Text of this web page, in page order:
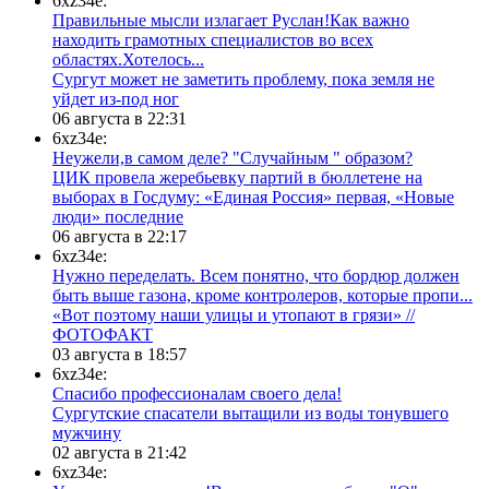
Правильные мысли излагает Руслан!Как важно
находить грамотных специалистов во всех
областях.Хотелось...
Сургут может не заметить проблему, пока земля не
уйдет из-под ног
06 августа в 22:31
6xz34e:
Неужели,в самом деле? "Случайным " образом?
ЦИК провела жеребьевку партий в бюллетене на
выборах в Госдуму: «Единая Россия» первая, «Новые
люди» последние
06 августа в 22:17
6xz34e:
Нужно переделать. Всем понятно, что бордюр должен
быть выше газона, кроме контролеров, которые пропи...
«Вот поэтому наши улицы и утопают в грязи» //
ФОТОФАКТ
03 августа в 18:57
6xz34e:
Спасибо профессионалам своего дела!
Сургутские спасатели вытащили из воды тонувшего
мужчину
02 августа в 21:42
6xz34e: